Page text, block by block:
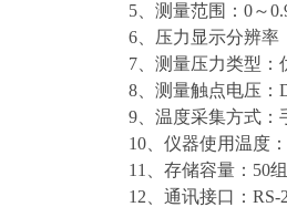
5、测量范围：0～
6、压力显示分辨率
7、测量压力类型
8、测量触点电压：
9、温度采集方式
10、仪器使用温度
11、存储容量：50
12、通讯接口：RS-